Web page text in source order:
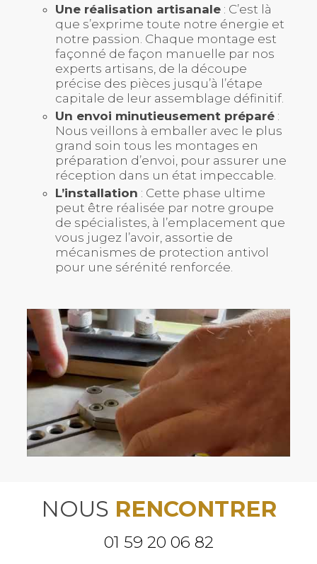
Une réalisation artisanale : C’est là
que s’exprime toute notre énergie et
notre passion. Chaque montage est
façonné de façon manuelle par nos
experts artisans, de la découpe
précise des pièces jusqu’à l’étape
capitale de leur assemblage définitif.
Un envoi minutieusement préparé :
Nous veillons à emballer avec le plus
grand soin tous les montages en
préparation d’envoi, pour assurer une
réception dans un état impeccable.
L’installation : Cette phase ultime
peut être réalisée par notre groupe
de spécialistes, à l’emplacement que
vous jugez l’avoir, assortie de
mécanismes de protection antivol
pour une sérénité renforcée.
NOUS RENCONTRER
01 59 20 06 82